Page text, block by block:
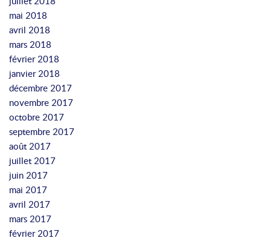
mai 2018
avril 2018
mars 2018
février 2018
janvier 2018
décembre 2017
novembre 2017
octobre 2017
septembre 2017
août 2017
juillet 2017
juin 2017
mai 2017
avril 2017
mars 2017
février 2017